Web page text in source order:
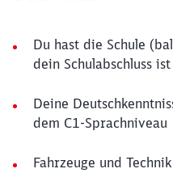
Du hast die Schule
dein Schulabschluss
Deine
dem C1-Sprachniveau
Fahrzeuge und